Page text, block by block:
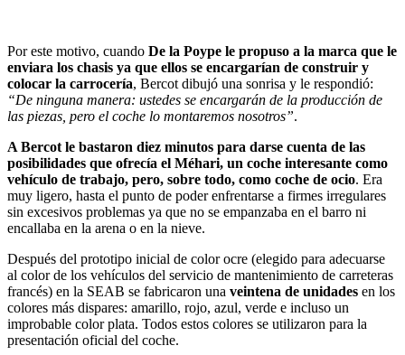
Por este motivo, cuando De la Poype le propuso a la marca que le
enviara los chasis ya que ellos se encargarían de construir y
colocar la carrocería, Bercot dibujó una sonrisa y le respondió:
“De ninguna manera: ustedes se encargarán de la producción de
las piezas, pero el coche lo montaremos nosotros”.
A Bercot le bastaron diez minutos para darse cuenta de las
posibilidades que ofrecía el Méhari, un coche interesante como
vehículo de trabajo, pero, sobre todo, como coche de ocio. Era
muy ligero, hasta el punto de poder enfrentarse a firmes irregulares
sin excesivos problemas ya que no se empanzaba en el barro ni
encallaba en la arena o en la nieve.
Después del prototipo inicial de color ocre (elegido para adecuarse
al color de los vehículos del servicio de mantenimiento de carreteras
francés) en la SEAB se fabricaron una veintena de unidades en los
colores más dispares: amarillo, rojo, azul, verde e incluso un
improbable color plata. Todos estos colores se utilizaron para la
presentación oficial del coche.